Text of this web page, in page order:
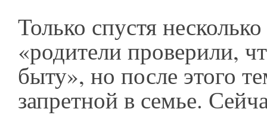
Только спустя
«родители проверили,
быту», но после этого
запретной в семье.